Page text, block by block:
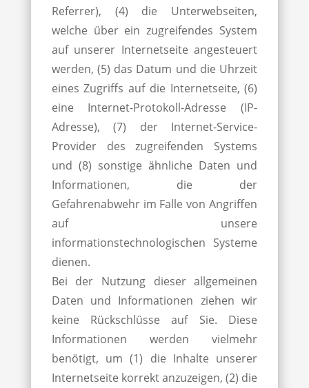
Referrer), (4) die Unterwebseiten,
welche über ein zugreifendes System
auf unserer Internetseite angesteuert
werden, (5) das Datum und die Uhrzeit
eines Zugriffs auf die Internetseite, (6)
eine Internet-Protokoll-Adresse (IP-
Adresse), (7) der Internet-Service-
Provider des zugreifenden Systems
und (8) sonstige ähnliche Daten und
Informationen, die der
Gefahrenabwehr im Falle von Angriffen
auf unsere
informationstechnologischen Systeme
dienen.
Bei der Nutzung dieser allgemeinen
Daten und Informationen ziehen wir
keine Rückschlüsse auf Sie. Diese
Informationen werden vielmehr
benötigt, um (1) die Inhalte unserer
Internetseite korrekt anzuzeigen, (2) die